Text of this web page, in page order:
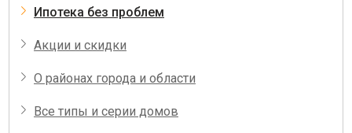
Ипотека без проблем
Акции и скидки
О районах города и области
Все типы и серии домов